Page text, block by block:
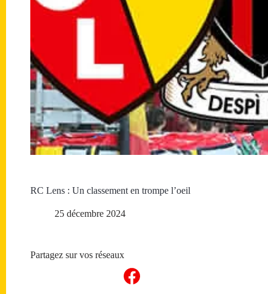
RC Lens : Un classement en trompe l’oeil
25 décembre 2024
Partagez sur vos réseaux